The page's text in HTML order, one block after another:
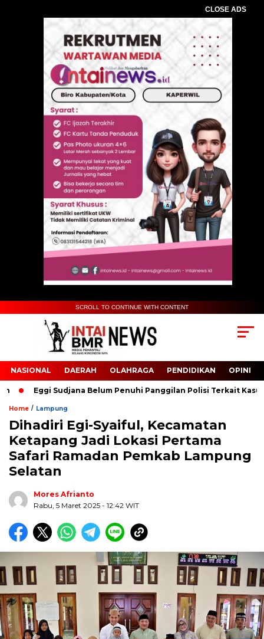
CLOSE ADS
SCROLL TO CONTINUE WITH CONTENT
NASIONAL DAERAH OLAHRAGA PENDIDIKAN OPINI
Eggi Sudjana Belum Penuhi Panggilan Polisi Terkait Kasus
Home / Lampung
Dihadiri Egi-Syaiful, Kecamatan
Ketapang Jadi Lokasi Pertama
Safari Ramadan Pemkab Lampung
Selatan
Mores Afrianto
Rabu, 5 Maret 2025 - 12:42 WIT
Biru Kuning Geometris Modern Rekrutmen Staf
Kantor Poster Horizontal